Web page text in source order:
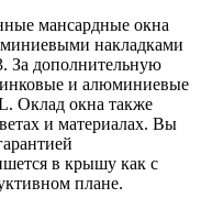
мансардные окна
накладками
За дополнительную
и алюминиевые
Оклад окна также
и материалах. Вы
в крышу как с
плане.